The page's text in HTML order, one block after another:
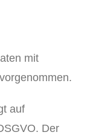
mit
auf
Der